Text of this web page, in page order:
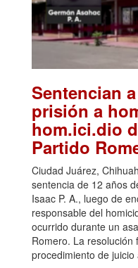
Sentencian
prisión a
hom.ici.dio
Partido
Ciudad Juárez,
sentencia de 12 años
Isaac P. A., luego de
responsable del
ocurrido durante un
Romero. La resolución
procedimiento de